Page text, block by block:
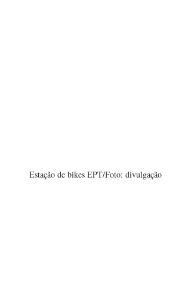
Estação de bikes EPT/Foto: divulgação